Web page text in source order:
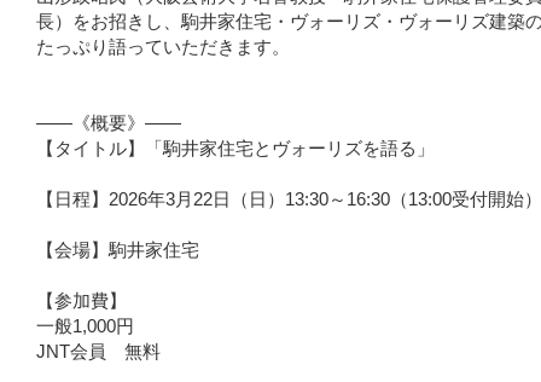
長）をお招きし、駒井家住宅・ヴォーリズ・ヴォーリズ建築
たっぷり語っていただきます。
――《概要》――
【タイトル】「駒井家住宅とヴォーリズを語る」
【日程】2026年3月22日（日）13:30～16:30（13:00受付開始）
【会場】駒井家住宅
【参加費】
一般1,000円
JNT会員 無料